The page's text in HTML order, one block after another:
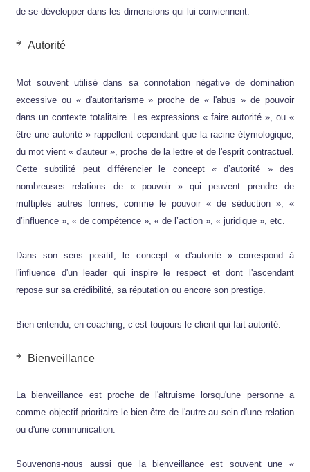
de se développer dans les dimensions qui lui conviennent.
Autorité
Mot souvent utilisé dans sa connotation négative de domination
excessive ou « d'autoritarisme » proche de « l'abus » de pouvoir
dans un contexte totalitaire. Les expressions « faire autorité », ou «
être une autorité » rappellent cependant que la racine étymologique,
du mot vient « d'auteur », proche de la lettre et de l'esprit contractuel.
Cette subtilité peut différencier le concept « d’autorité » des
nombreuses relations de « pouvoir » qui peuvent prendre de
multiples autres formes, comme le pouvoir « de séduction », «
d’influence », « de compétence », « de l’action », « juridique », etc.
Dans son sens positif, le concept « d'autorité » correspond à
l'influence d'un leader qui inspire le respect et dont l'ascendant
repose sur sa crédibilité, sa réputation ou encore son prestige.
Bien entendu, en coaching, c’est toujours le client qui fait autorité.
Bienveillance
La bienveillance est proche de l'altruisme lorsqu'une personne a
comme objectif prioritaire le bien-être de l'autre au sein d'une relation
ou d'une communication.
Souvenons-nous aussi que la bienveillance est souvent une «